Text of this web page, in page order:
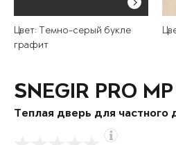
Цвет: Темно-серый букле
графит
SNEGIR PRO MP
Теплая дверь для частного